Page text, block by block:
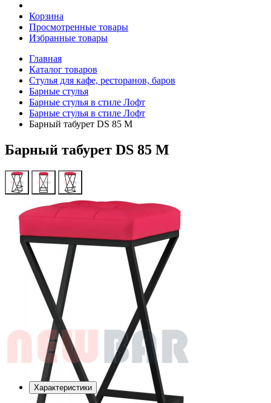
Корзина
Просмотренные товары
Избранные товары
Главная
Каталог товаров
Стулья для кафе, ресторанов, баров
Барные стулья
Барные стулья в стиле Лофт
Барные стулья в стиле Лофт
Барный табурет DS 85 М
Барный табурет DS 85 М
Характеристики